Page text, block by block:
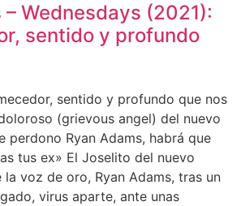
– Wednesdays (2021):
sentido y profundo
sentido y profundo que nos
(grievous angel) del nuevo
perdono Ryan Adams, habrá que
tus ex» El Joselito del nuevo
voz de oro, Ryan Adams, tras un
virus aparte, ante unas